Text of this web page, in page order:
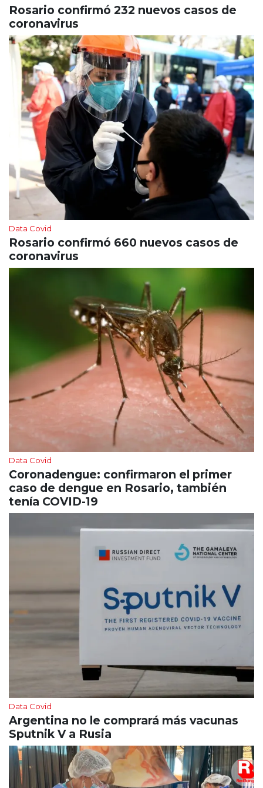
Rosario confirmó 232 nuevos casos de
coronavirus
Data Covid
Rosario confirmó 660 nuevos casos de
coronavirus
Data Covid
Coronadengue: confirmaron el primer
caso de dengue en Rosario, también
tenía COVID-19
Data Covid
Argentina no le comprará más vacunas
Sputnik V a Rusia